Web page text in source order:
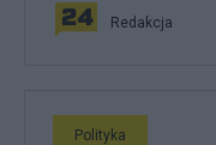
Redakcja
Polityka